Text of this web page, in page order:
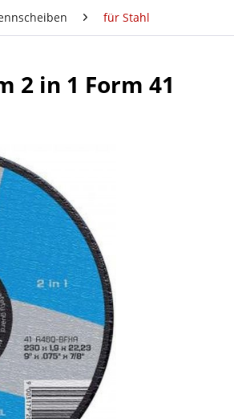
für Stahl
2 in 1 Form 41